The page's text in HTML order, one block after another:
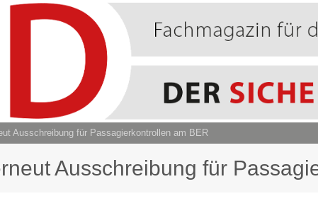
Ausschreibung für Passagierkontrollen am BER
Ausschreibung für